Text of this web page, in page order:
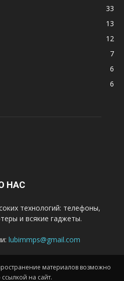
33
13
12
7
6
6
НАС
технологий: телефоны,
и всякие гаджеты.
lubimmps@gmail.com
материалов возможно
ссылкой на сайт.